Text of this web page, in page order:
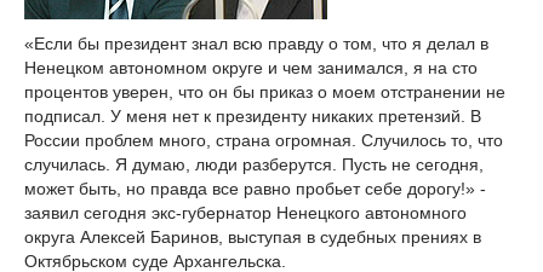
«Если бы президент знал всю правду о том, что я делал в
Ненецком автономном округе и чем занимался, я на сто
процентов уверен, что он бы приказ о моем отстранении не
подписал. У меня нет к президенту никаких претензий. В
России проблем много, страна огромная. Случилось то, что
случилась. Я думаю, люди разберутся. Пусть не сегодня,
может быть, но правда все равно пробьет себе дорогу!» -
заявил сегодня экс-губернатор Ненецкого автономного
округа Алексей Баринов, выступая в судебных прениях в
Октябрьском суде Архангельска.